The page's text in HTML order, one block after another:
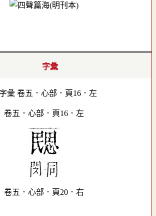
字彙
卷五．心部．頁16．左
卷五．心部．頁20．右